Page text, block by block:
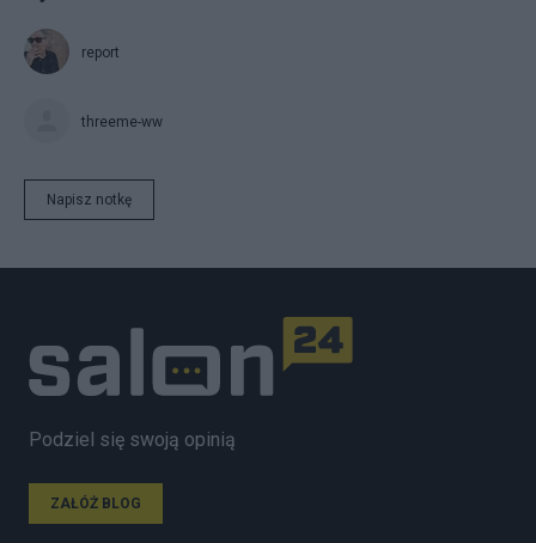
report
threeme-ww
Napisz notkę
Podziel się swoją opinią
ZAŁÓŻ BLOG